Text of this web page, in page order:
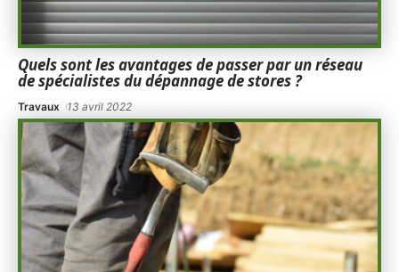
Quels sont les avantages de passer par un réseau
de spécialistes du dépannage de stores ?
Travaux 13 avril 2022